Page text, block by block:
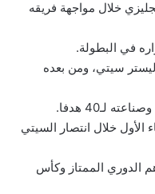
سيتي بظهوره رقم 200 في الدوري الإنجليزي خلال مواجهة فريقه
ظهوره الأول فيها قبل 6 سنوات رفقة ليستر سيتي، ومن بعده
خلال انتصار السيتي
أبرزهم الدوري الممتاز وكأس